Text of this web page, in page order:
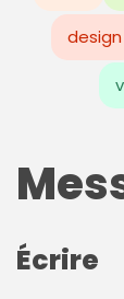
design
Écrire